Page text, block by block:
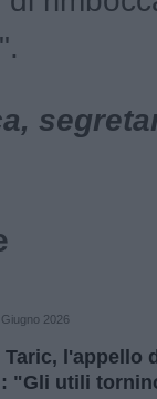
2026
Taric, l'appello
"Gli utili